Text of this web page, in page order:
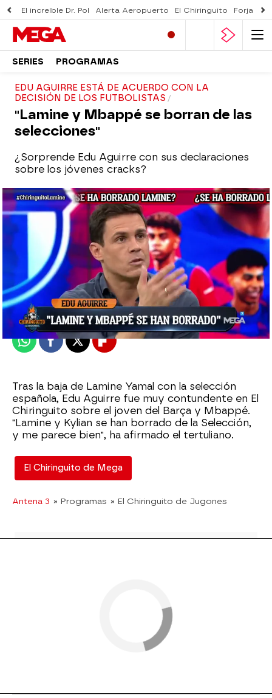
El increíble Dr. Pol Alerta Aeropuerto El Chiringuito Forjado
SERIES PROGRAMAS
EDU AGUIRRE ESTÁ DE ACUERDO CON LA
DECISIÓN DE LOS FUTBOLISTAS
"Lamine y Mbappé se borran de las
selecciones"
¿Sorprende Edu Aguirre con sus declaraciones
sobre los jóvenes cracks?
El Chiringuito
Publicado:15 de octubre de 2024, 01:38
WhatsappFacebook
X Flipboard
Tras la baja de Lamine Yamal con la selección
española, Edu Aguirre fue muy contundente en El
Chiringuito sobre el joven del Barça y Mbappé.
"Lamine y Kylian se han borrado de la Selección,
y me parece bien", ha afirmado el tertuliano.
El Chiringuito de Mega
Antena 3 » Programas » El Chiringuito de Jugones